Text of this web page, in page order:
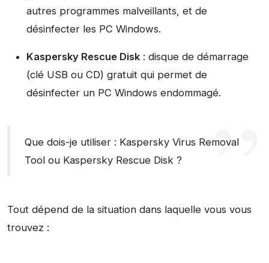
autres programmes malveillants, et de
désinfecter les PC Windows.
Kaspersky Rescue Disk : disque de démarrage
(clé USB ou CD) gratuit qui permet de
désinfecter un PC Windows endommagé.
Que dois-je utiliser : Kaspersky Virus Removal
Tool ou Kaspersky Rescue Disk ?
Tout dépend de la situation dans laquelle vous vous
trouvez :